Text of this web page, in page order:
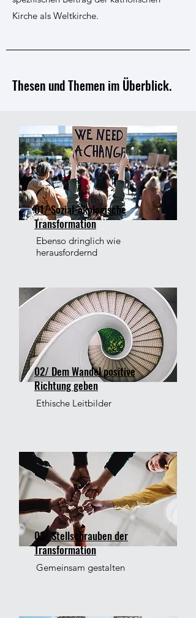
Kirche als Weltkirche.
Thesen und Themen im Überblick.
01/ Sozial-ökologische
Transformation
Ebenso dringlich wie
herausfordernd
02/ Dem Wandel positive
Richtung geben
Ethische Leitbilder
03/ Stellschrauben der
Transformation
Gemeinsam gestalten